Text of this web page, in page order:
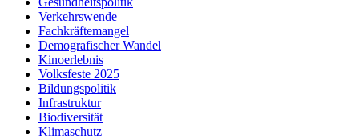
Verkehrswende
Fachkräftemangel
Demografischer Wandel
Kinoerlebnis
Volksfeste 2025
Bildungspolitik
Infrastruktur
Biodiversität
Klimaschutz